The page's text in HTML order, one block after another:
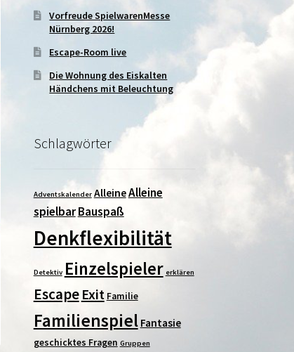
Vorfreude SpielwarenMesse
Nürnberg 2026!
Escape-Room live
Die Wohnung des Eiskalten
Händchens mit Beleuchtung
Schlagwörter
Adventskalender AlleineAlleine
spielbarBauspaß
Denkflexibilität
Detektiv Einzelspieler erklären
Escape Exit Familie
Familienspiel Fantasie
geschicktes Fragen Gruppen